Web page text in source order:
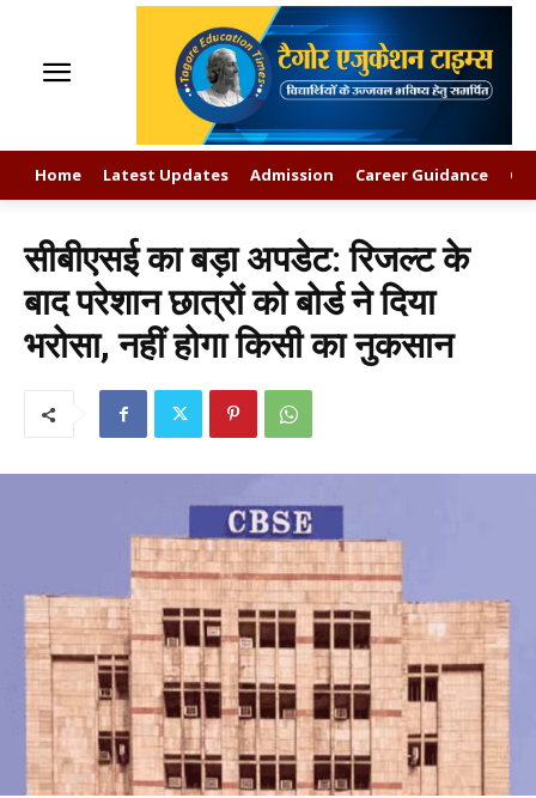
Home Latest Updates Admission Career Guidance GK
सीबीएसई का बड़ा अपडेट: रिजल्ट के
बाद परेशान छात्रों को बोर्ड ने दिया
भरोसा, नहीं होगा किसी का नुकसान